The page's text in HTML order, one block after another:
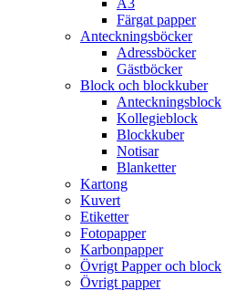
A3
Färgat papper
Anteckningsböcker
Adressböcker
Gästböcker
Block och blockkuber
Anteckningsblock
Kollegieblock
Blockkuber
Notisar
Blanketter
Kartong
Kuvert
Etiketter
Fotopapper
Karbonpapper
Övrigt Papper och block
Övrigt papper